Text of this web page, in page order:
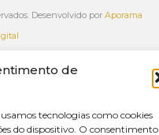
de
tecnologias como cookies
do dispositivo. O consentimento
Desenvolvido por Aporama